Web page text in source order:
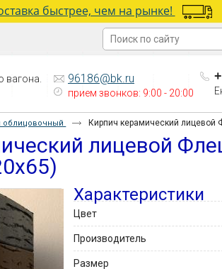
вагона.
96186@bk.ru
прием звонков: 9:00 - 20:00
быстрее, чем на рынке!
облицовочный Кирпич керамический лицевой
лицевой
Характеристики
Цвет
Производитель
Размер